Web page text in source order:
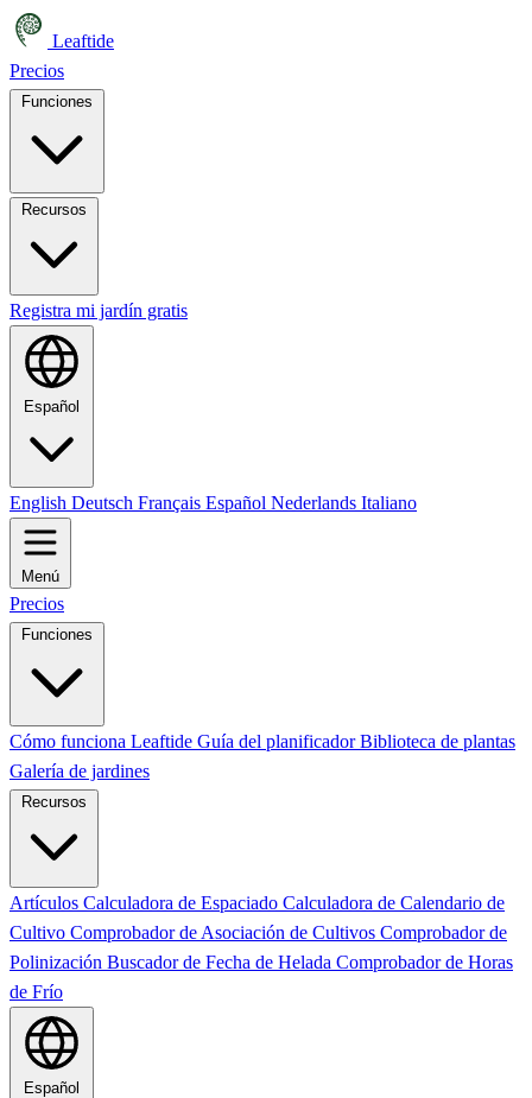
Leaftide
Precios
Registra mi jardín gratis
Español
English Deutsch Français Español Nederlands Italiano
Menú
Precios
Funciones
Cómo funciona Leaftide Guía del planificadorBiblioteca de plantas
Galería de jardines
Recursos
Artículos Calculadora de Espaciado Calculadora de Calendario de
Cultivo Comprobador de Asociación de Cultivos Comprobador de
Polinización Buscador de Fecha de Helada Comprobador de Horas
de Frío
Español